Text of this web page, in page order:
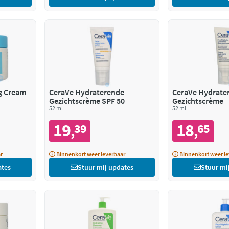
Cream
CeraVe Hydraterende
Gezichtscrème SPF 50
52 ml
19,39
Binnenkort weer leverbaar
Stuur mij updates
CeraVe
Gezichtscrème
52 ml
18,65
Binnenkort weer
Stuur